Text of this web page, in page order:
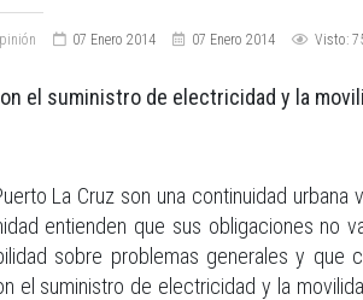
07 Enero 2014 07 Enero 2014 Visto:
el suministro de electricidad y la
La Cruz son una continuidad
entienden que sus obligaciones no
sobre problemas generales y que
el suministro de electricidad y la